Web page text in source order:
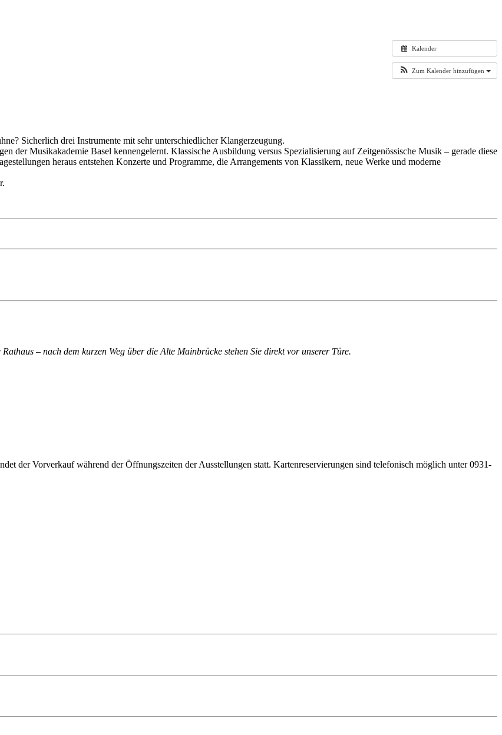
Kalender
Zum Kalender hinzufügen
Sicherlich drei Instrumente mit sehr unterschiedlicher Klangerzeugung.
der Musikakademie Basel kennengelernt. Klassische Ausbildung versus Spezialisierung auf Zeitgenössische Musik – gerade diese
heraus entstehen Konzerte und Programme, die Arrangements von Klassikern, neue Werke und moderne
– nach dem kurzen Weg über die Alte Mainbrücke stehen Sie direkt vor unserer Türe.
der Vorverkauf während der Öffnungszeiten der Ausstellungen statt. Kartenreservierungen sind telefonisch möglich unter 0931-